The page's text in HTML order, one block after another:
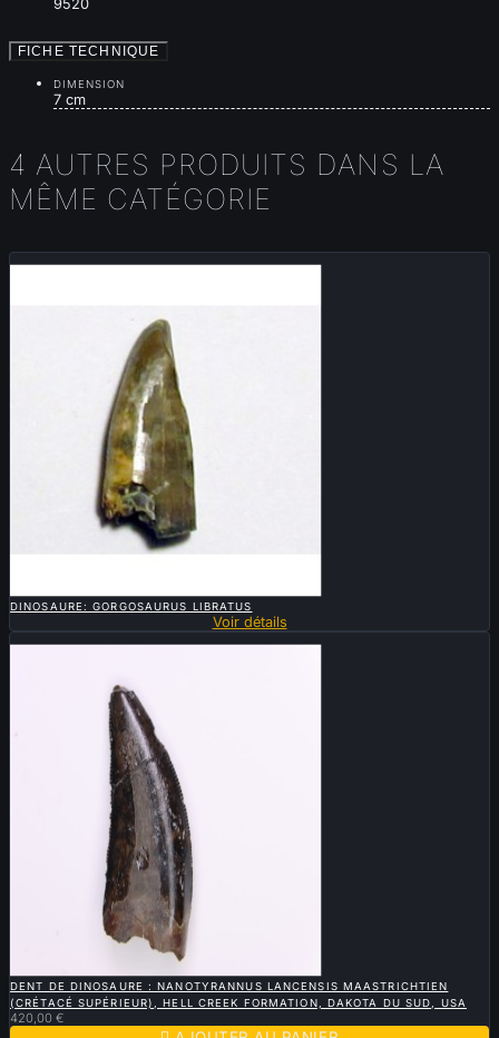
9520
FICHE TECHNIQUE
DIMENSION
7 cm
4 AUTRES PRODUITS DANS LA
MÊME CATÉGORIE
Vendu
DINOSAURE: GORGOSAURUS LIBRATUS
Voir détails
Nouveau
DENT DE DINOSAURE : NANOTYRANNUS LANCENSIS MAASTRICHTIEN
(CRÉTACÉ SUPÉRIEUR), HELL CREEK FORMATION, DAKOTA DU SUD, USA
420,00 €